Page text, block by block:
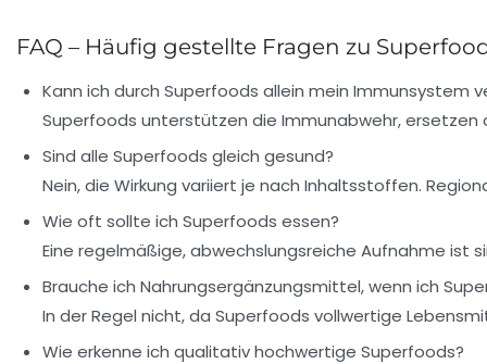
FAQ – Häufig gestellte Fragen zu
Kann ich durch Superfoods allein mein Immunsystem
Superfoods unterstützen die Immunabwehr, ersetzen
Sind alle Superfoods gleich gesund?
Nein, die Wirkung variiert je nach Inhaltsstoffen.
Wie oft sollte ich Superfoods essen?
Eine regelmäßige, abwechslungsreiche Aufnahme ist
Brauche ich Nahrungsergänzungsmittel, wenn ich
In der Regel nicht, da Superfoods vollwertige
Wie erkenne ich qualitativ hochwertige Superfoods?